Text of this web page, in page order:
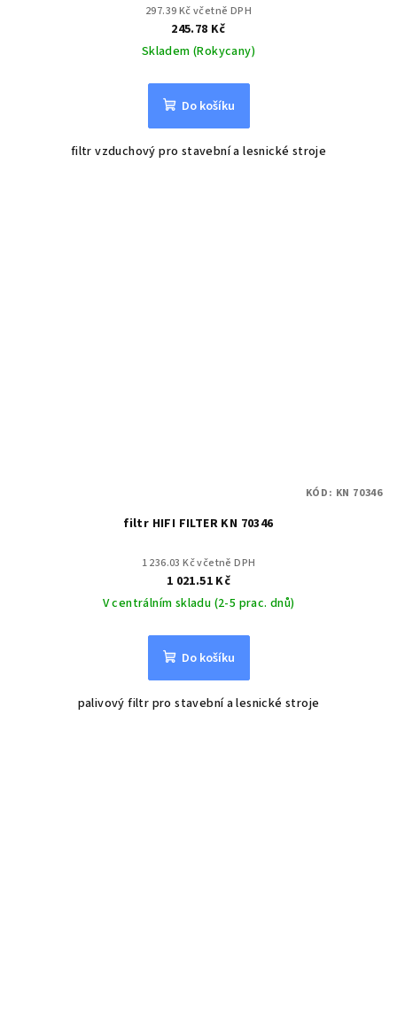
297.39 Kč včetně DPH
245.78 Kč
Skladem (Rokycany)
Do košíku
filtr vzduchový pro stavební a lesnické stroje
filtr HIFI FILTER KN 70346
1 236.03 Kč včetně DPH
1 021.51 Kč
V centrálním skladu (2-5 prac. dnů)
Do košíku
palivový filtr pro stavební a lesnické stroje
KÓD: KN 70346